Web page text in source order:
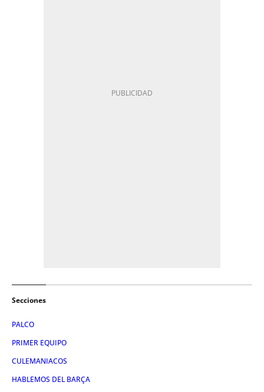
Secciones
PALCO
PRIMER EQUIPO
CULEMANIACOS
HABLEMOS DEL BARÇA